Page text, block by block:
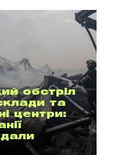
обстріл
та
центри: